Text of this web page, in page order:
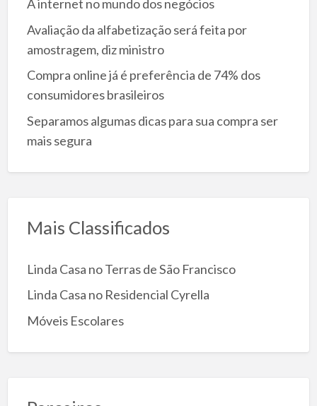
A internet no mundo dos negócios
Avaliação da alfabetização será feita por
amostragem, diz ministro
Compra online já é preferência de 74% dos
consumidores brasileiros
Separamos algumas dicas para sua compra ser
mais segura
Mais Classificados
Linda Casa no Terras de São Francisco
Linda Casa no Residencial Cyrella
Móveis Escolares